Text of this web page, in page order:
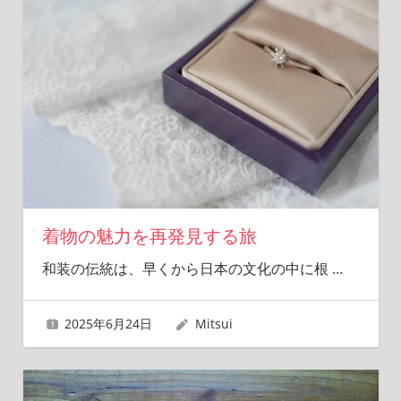
着物の魅力を再発見する旅
和装の伝統は、早くから日本の文化の中に根 …
2025年6月24日 Mitsui